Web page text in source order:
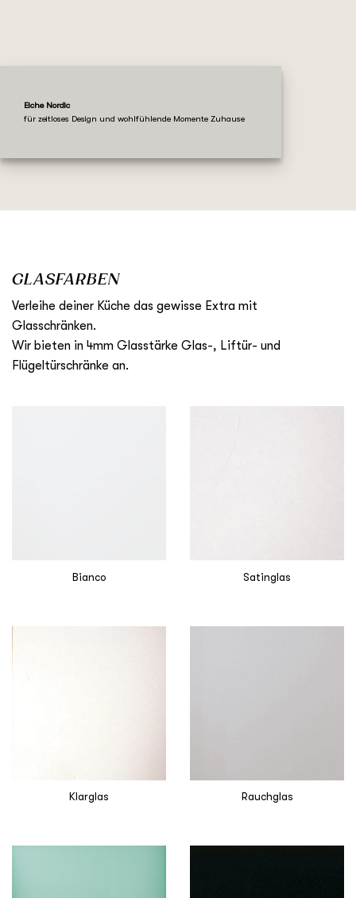
Eiche Nordic
für zeitloses Design und wohlfühlende Momente Zuhause
GLASFARBEN
Verleihe deiner Küche das gewisse Extra mit
Glasschränken.
Wir bieten in 4mm Glasstärke Glas-, Liftür- und
Flügeltürschränke an.
Bianco Satinglas
Klarglas Rauchglas